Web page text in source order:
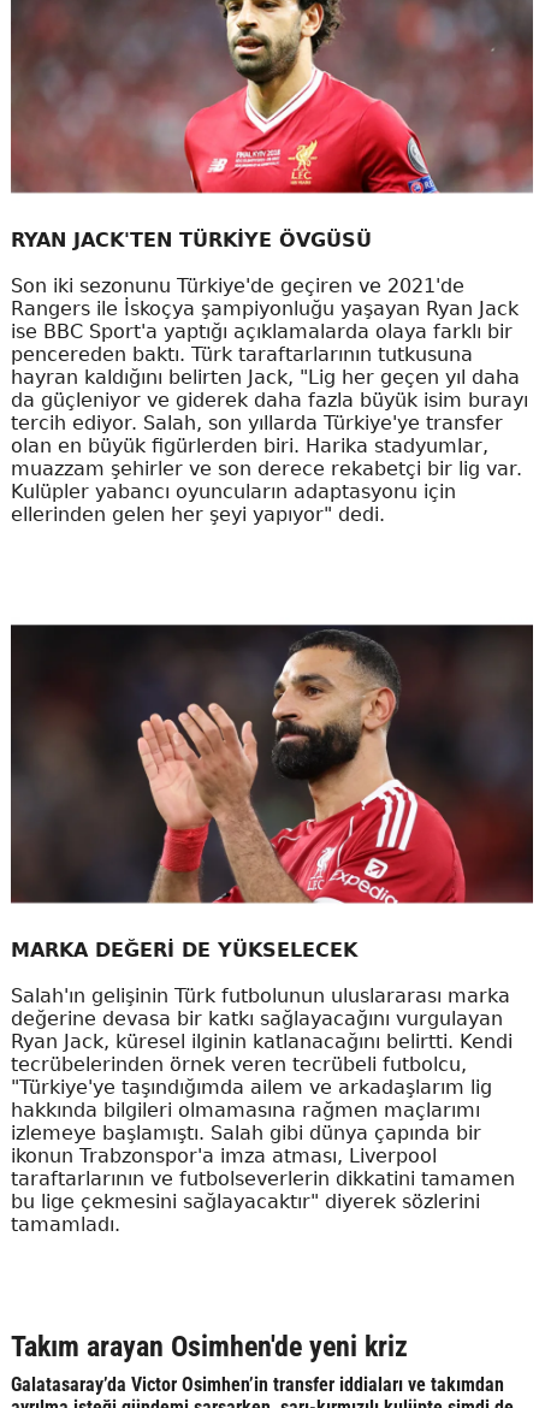
RYAN JACK'TEN TÜRKİYE ÖVGÜSÜ
Son iki sezonunu Türkiye'de geçiren ve 2021'de
Rangers ile İskoçya şampiyonluğu yaşayan Ryan Jack
ise BBC Sport'a yaptığı açıklamalarda olaya farklı bir
pencereden baktı. Türk taraftarlarının tutkusuna
hayran kaldığını belirten Jack, "Lig her geçen yıl daha
da güçleniyor ve giderek daha fazla büyük isim burayı
tercih ediyor. Salah, son yıllarda Türkiye'ye transfer
olan en büyük figürlerden biri. Harika stadyumlar,
muazzam şehirler ve son derece rekabetçi bir lig var.
Kulüpler yabancı oyuncuların adaptasyonu için
ellerinden gelen her şeyi yapıyor" dedi.
MARKA DEĞERİ DE YÜKSELECEK
Salah'ın gelişinin Türk futbolunun uluslararası marka
değerine devasa bir katkı sağlayacağını vurgulayan
Ryan Jack, küresel ilginin katlanacağını belirtti. Kendi
tecrübelerinden örnek veren tecrübeli futbolcu,
"Türkiye'ye taşındığımda ailem ve arkadaşlarım lig
hakkında bilgileri olmamasına rağmen maçlarımı
izlemeye başlamıştı. Salah gibi dünya çapında bir
ikonun Trabzonspor'a imza atması, Liverpool
taraftarlarının ve futbolseverlerin dikkatini tamamen
bu lige çekmesini sağlayacaktır" diyerek sözlerini
tamamladı.
Takım arayan Osimhen'de yeni kriz
Galatasaray’da Victor Osimhen’in transfer iddiaları ve takımdan